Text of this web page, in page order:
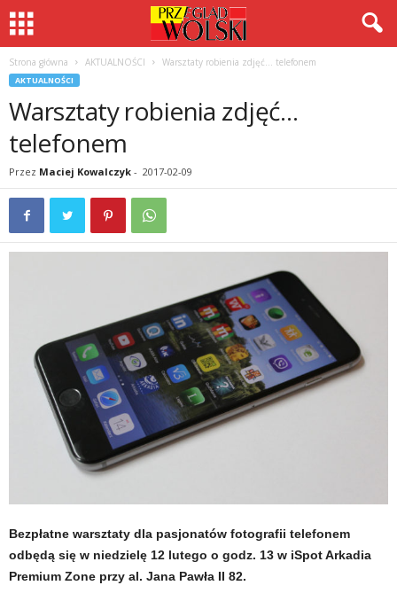
Strona główna AKTUALNOŚCI Warsztaty robienia zdjęć… telefonem
AKTUALNOŚCI
Warsztaty robienia zdjęć…
telefonem
Przez Maciej Kowalczyk - 2017-02-09
Bezpłatne warsztaty dla pasjonatów fotografii telefonem
odbędą się w niedzielę 12 lutego o godz. 13 w iSpot Arkadia
Premium Zone przy al. Jana Pawła II 82.